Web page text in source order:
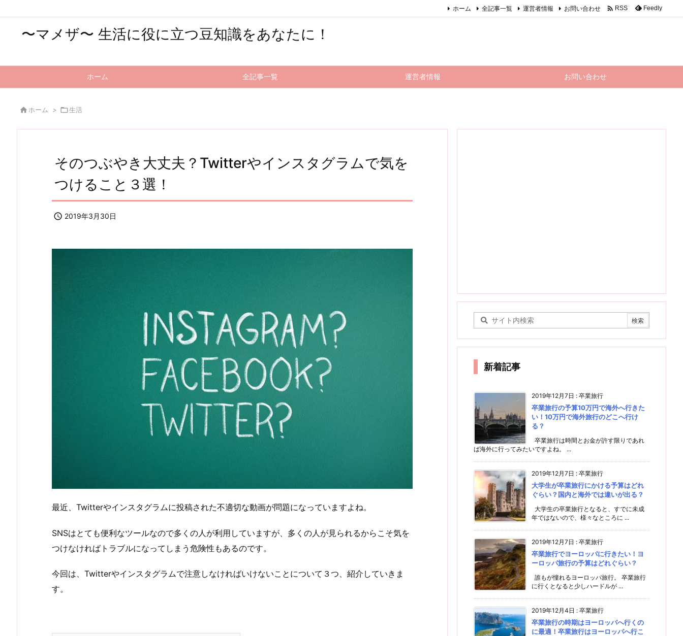
〜マメザ〜 生活に役に立つ豆知識をあなたに！
ホーム 全記事一覧 運営者情報 お問い合わせ
ホーム 全記事一覧 運営者情報 お問い合わせ  RSS Feedly
 ホーム > 生活
そのつぶやき大丈夫？Twitterやインスタグラムで気を
つけること３選！
 2019年3月30日
最近、Twitterやインスタグラムに投稿された不適切な動画が問題になっていますよね。
SNSはとても便利なツールなので多くの人が利用していますが、多くの人が見られるからこそ気を
つけなければトラブルになってしまう危険性もあるのです。
今回は、Twitterやインスタグラムで注意しなければいけないことについて３つ、紹介していきま
す。
新着記事
2019年12月7日 : 卒業旅行
卒業旅行の予算10万円で海外へ行きた
い！10万円で海外旅行のどこへ行け
る？
卒業旅行は時間とお金が許す限りであれ
ば海外に行ってみたいですよね。 ...
2019年12月7日 : 卒業旅行
大学生が卒業旅行にかける予算はどれ
ぐらい？国内と海外では違いが出る？
大学生の卒業旅行となると、すでに未成
年ではないので、様々なところに ...
2019年12月7日 : 卒業旅行
卒業旅行でヨーロッパに行きたい！ヨ
ーロッパ旅行の予算はどれぐらい？
誰もが憧れるヨーロッパ旅行。 卒業旅行
に行くとなると少しハードルが ...
2019年12月4日 : 卒業旅行
卒業旅行の時期はヨーロッパへ行くの
に最適！卒業旅行はヨーロッパへ行こ